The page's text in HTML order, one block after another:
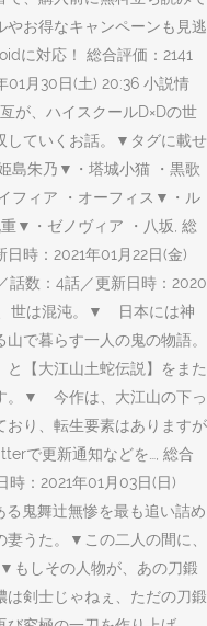
お得なキャンペーンも見逃
に対応！ 総合評価：2141
01月30日(土) 20:36 小説情
が、ハイスクールD×Dの世
していくお話。▼タグに載せ
島朱乃▼・塔城小猫 ・黒歌
フィア ・オーフィス▼・ル
▼・ゼノヴィア ・八坂, 総
時：2021年01月22日(金)
話数：4話／更新日時：2020
、世は混沌。▼ 日本には神
で暮らす一人の鬼の物語。
【大江山土蛇伝説】をまた
。▼ 今作は、大江山の下っ
おり、転生要素はありますが
で更新通知などを…, 総合
時：2021年01月03日(日)
る鬼舞辻無惨を最も追い詰め
うた。▼この二人の間に、
もしその人物が、あの刀鍛
剣士じゃねぇ、ただの刀鍛